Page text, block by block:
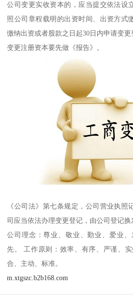
公司变更实收资本的，应当提交依法设
照公司章程载明的出资时间、出资方式
缴纳出资或者股款之日起30日内申请变更
变更注册资本要先做《报告》。
《公司法》第七条规定，公司营业执照
司应当依法办理变更登记，由公司登记换
公司理念：尊业、敬业、勤业、爱业
先。 工作原则：效率、有序、严谨、
合、主动、标准。
m.xtgszc.b2b168.com